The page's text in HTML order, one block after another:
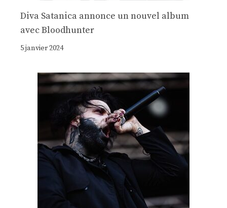
Diva Satanica annonce un nouvel album
avec Bloodhunter
5 janvier 2024